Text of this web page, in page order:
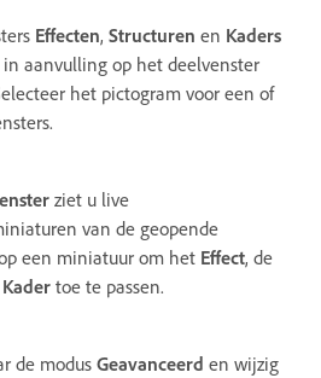
Effecten, Structuren en Kaders
in aanvulling op het deelvenster
het pictogram voor een of
ziet u live
van de geopende
een miniatuur om het Effect, de
Kader toe te passen.
de modus Geavanceerd en wijzig